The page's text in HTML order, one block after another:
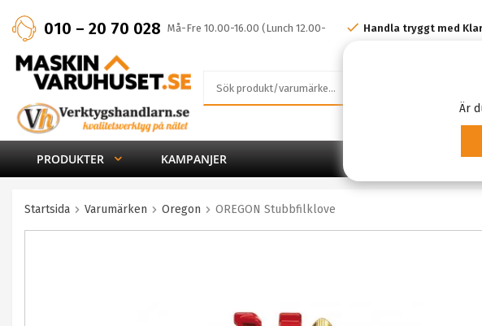
Är
010 – 20 70 028 Må-Fre 10.00-16.00 (Lunch 12.00-
13.00)
Handla tryggt med
PRODUKTER KAMPANJER
Startsida Varumärken Oregon OREGON Stubbfilklove